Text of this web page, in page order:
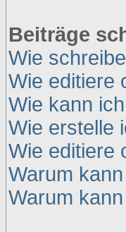
Beiträge
Wie
Wie editiere
Wie kann
Wie erstelle
Wie editiere
Warum
Warum